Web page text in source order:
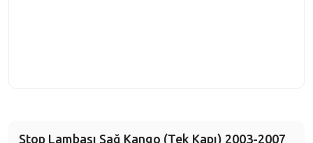
Stop Lambası Sağ Kango (Tek Kapı) 2003-2007